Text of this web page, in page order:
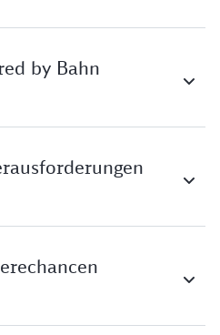
by Bahn